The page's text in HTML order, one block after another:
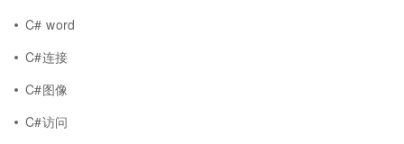
C# word
C#连接
C#图像
C#访问